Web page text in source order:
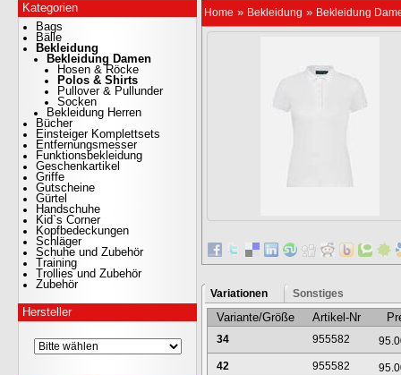
Kategorien
Bags
Bälle
Bekleidung
Bekleidung Damen
Hosen & Röcke
Polos & Shirts
Pullover & Pullunder
Socken
Bekleidung Herren
Bücher
Einsteiger Komplettsets
Entfernungsmesser
Funktionsbekleidung
Geschenkartikel
Griffe
Gutscheine
Gürtel
Handschuhe
Kid`s Corner
Kopfbedeckungen
Schläger
Schuhe und Zubehör
Training
Trollies und Zubehör
Zubehör
Hersteller
OAKLEY AERO HYDRLIX
POLO HERREN
49.00€
inkl. 20% MwSt.
Versandkosten
Home » Bekleidung » Bekleidung
Variationen Sonstiges
Variante/Größe Artikel-Nr
34 955582
42
955582